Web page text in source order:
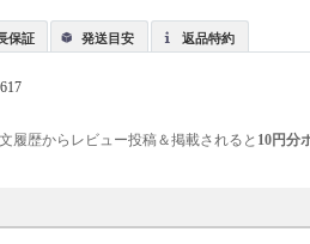
保証 発送目安 返品特約
履歴からレビュー投稿＆掲載されると 10円分